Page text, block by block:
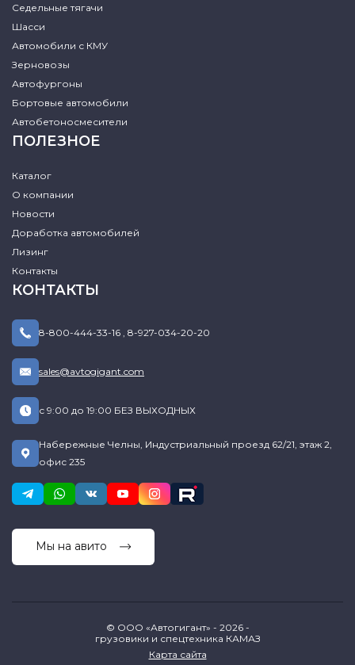
Седельные тягачи
Шасси
Автомобили с КМУ
Зерновозы
Автофургоны
Бортовые автомобили
Автобетоносмесители
ПОЛЕЗНОЕ
Каталог
О компании
Новости
Доработка автомобилей
Лизинг
Контакты
КОНТАКТЫ
8-800-444-33-16 8-927-034-20-20
sales@avtogigant.com
с 9:00 до 19:00 БЕЗ ВЫХОДНЫХ
Набережные Челны, Индустриальный проезд 62/21, этаж 2,
офис 235
Мы на авито
© ООО «Автогигант» - 2026 -
грузовики и спецтехника КАМАЗ
Карта сайта